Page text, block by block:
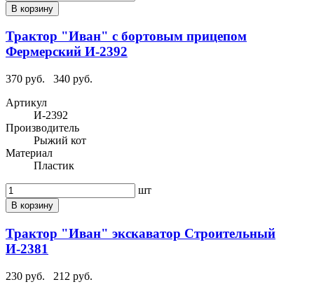
В корзину
Трактор "Иван" с бортовым прицепом
Фермерский И-2392
370 руб.
340 руб.
Артикул
И-2392
Производитель
Рыжий кот
Материал
Пластик
шт
В корзину
Трактор "Иван" экскаватор Строительный
И-2381
230 руб.
212 руб.